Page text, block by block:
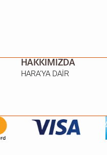
HAKKIMIZDA
HARA'YA DAIR